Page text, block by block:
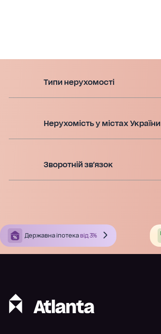
Типи нерухомості
Нерухомість у містах України
Зворотній зв'язок
Державна іпотека від 3%